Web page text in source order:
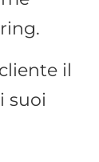
il
suoi